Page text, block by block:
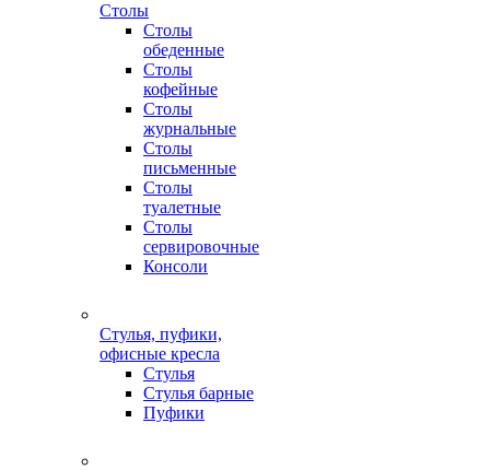
Столы
Столы
обеденные
Столы
кофейные
Столы
журнальные
Столы
письменные
Столы
туалетные
Столы
сервировочные
Консоли
Стулья, пуфики,
офисные кресла
Стулья
Стулья барные
Пуфики